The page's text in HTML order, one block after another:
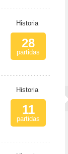
Historia
28
partidas
Historia
11
partidas